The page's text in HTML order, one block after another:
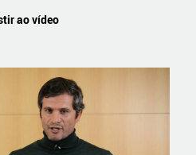
ao vídeo